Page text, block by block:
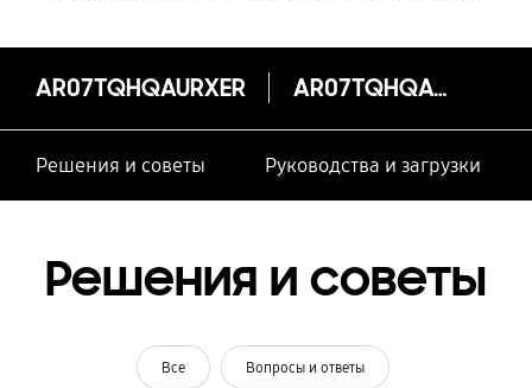
AR07TQHQAURXER AR07TQHQAURXER
Решения и советы Руководства и загрузки
Решения и советы
Все Вопросы и ответы